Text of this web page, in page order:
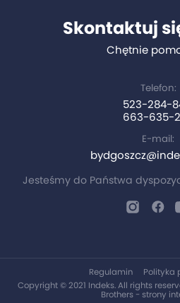
Skontaktuj
Chętnie
Telefon:
523-284-
663-635-
E-mail:
Jesteśmy do Państwa
Regulamin
Polityka
Copyright © 2021 Indeks. All rights
Brothers - strony